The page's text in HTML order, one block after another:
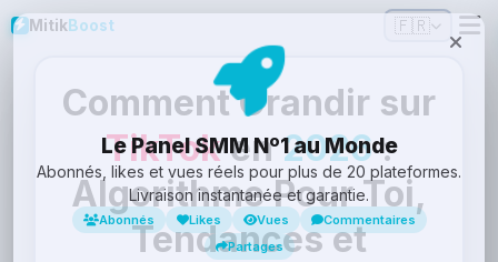
Mitik Boost 🇫🇷
Comment Grandir sur
TikToken2026:
Algorithme Pour Toi,
Tendances et
Le Panel SMM Nº1 au Monde
Abonnés, likes et vues réels pour plus de 20 plateformes.
Livraison instantanée et garantie.
Abonnés Likes Vues
Commentaires
Partages